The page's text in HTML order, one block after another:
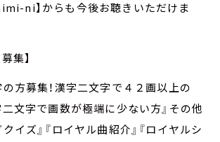
ni】からも今後お聴きいただけま
集】
の方募集！漢字二文字で４２画以上の
二文字で画数が極端に少ない方』その他
イズ』『ロイヤル曲紹介』『ロイヤルシ